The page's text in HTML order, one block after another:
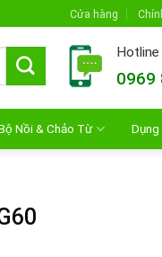
Cửa hàng
0969
Nồi & Chảo Từ Dụng